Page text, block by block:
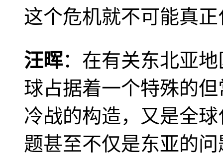
这个危机就不可能真
汪晖：在有关东北亚
球占据着一个特殊的
冷战的构造，又是全
题甚至不仅是东亚的